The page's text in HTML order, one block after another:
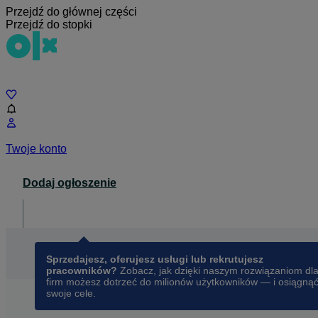
Przejdź do głównej części
Przejdź do stopki
Twoje konto
Dodaj ogłoszenie
Sprzedajesz, oferujesz usługi lub rekrutujesz
pracowników? Zobacz, jak dzięki naszym rozwiązaniom dla
firm możesz dotrzeć do milionów użytkowników — i osiągnąć
swoje cele.